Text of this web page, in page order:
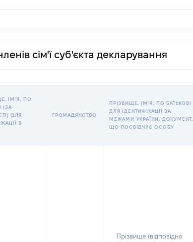
сім'ї суб'єкта декларування
ІМʼЯ, ПО
(ЗА
ДЛЯ
В
ГРОМАДЯНСТВО
ПРІЗВИЩЕ, ІМʼЯ, ПО БАТЬКОВІ
ДЛЯ ІДЕНТИФІКАЦІЇ ЗА
МЕЖАМИ УКРАЇНИ, ДОКУМЕНТ,
ЩО ПОСВІДЧУЄ ОСОБУ
Прізвище (відповідно